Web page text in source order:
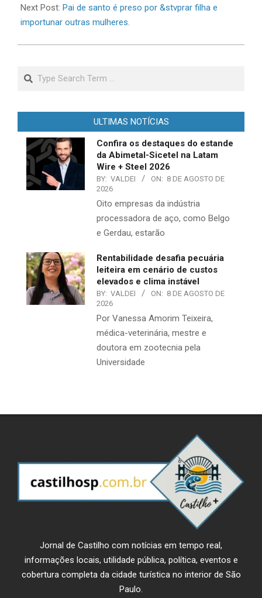
Next Post: Pai de santo é preso por &stvprar filha e
importunar outras mulheres.
Search
ULTIMAS NOTÍCIAS
Confira os destaques do estande
da Abimetal-Sicetel na Latam
Wire + Steel 2026
BY: VALDEI ON: 8 DE AGOSTO DE
2026
Oito empresas da indústria
processadora de aço, como Belgo
e Gerdau, estarão
Rentabilidade desafia pecuária
leiteira em cenário de custos
elevados e clima instável
BY: VALDEI ON: 8 DE AGOSTO DE
2026
Por Vanessa Amorim Teixeira,
médica-veterinária, mestre e
doutora em zootecnia pela
Universidade
Jornal de Castilho com notícias em tempo real,
informações locais, utilidade pública, política, eventos e
cobertura completa da cidade turística no interior de São
Paulo.